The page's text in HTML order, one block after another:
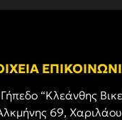
“Κλεάνθης
69, Χαριλάου